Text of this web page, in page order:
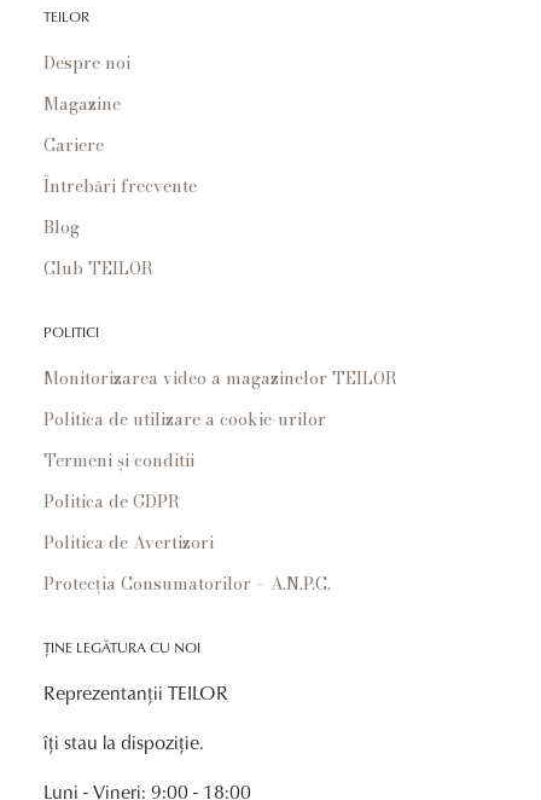
TEILOR
Despre noi
Magazine
Cariere
Întrebări frecvente
Blog
Club TEILOR
POLITICI
Monitorizarea video a magazinelor TEILOR
Politica de utilizare a cookie-urilor
Termeni și conditii
Politica de GDPR
Politica de Avertizori
Protecția Consumatorilor – A.N.P.C.
ȚINE LEGĂTURA CU NOI
Reprezentanții TEILOR
îți stau la dispoziție.
Luni - Vineri: 9:00 - 18:00